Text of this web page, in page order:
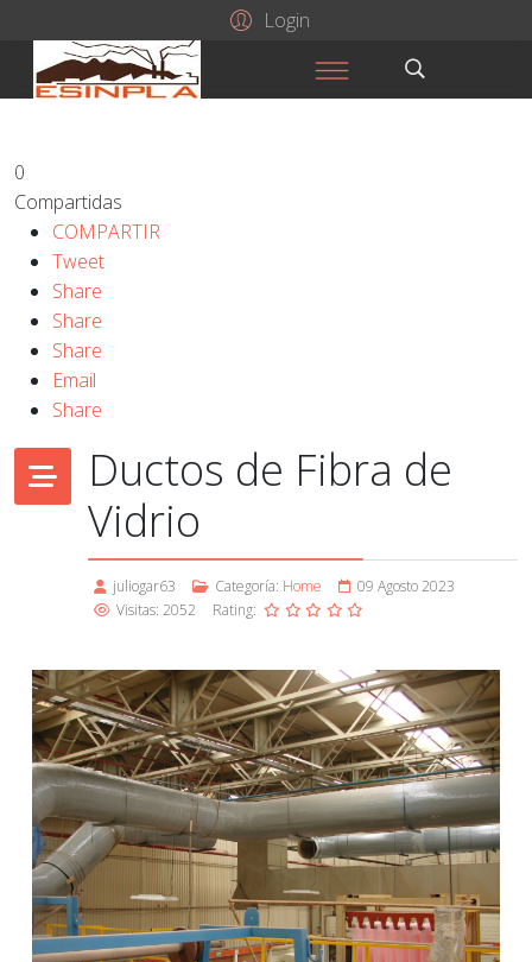
Login
0
Compartidas
COMPARTIR
Tweet
Share
Share
Share
Email
Share
Ductos de Fibra de
Vidrio
juliogar63 Categoría: Home
09 Agosto 2023
Visitas: 2052
Rating: